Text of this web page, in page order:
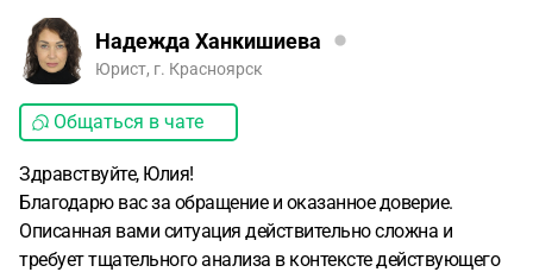
Надежда Ханкишиева
Юрист, г. Красноярск
Общаться в чате
Здравствуйте, Юлия!
Благодарю вас за обращение и оказанное доверие.
Описанная вами ситуация действительно сложна и
требует тщательного анализа в контексте действующего